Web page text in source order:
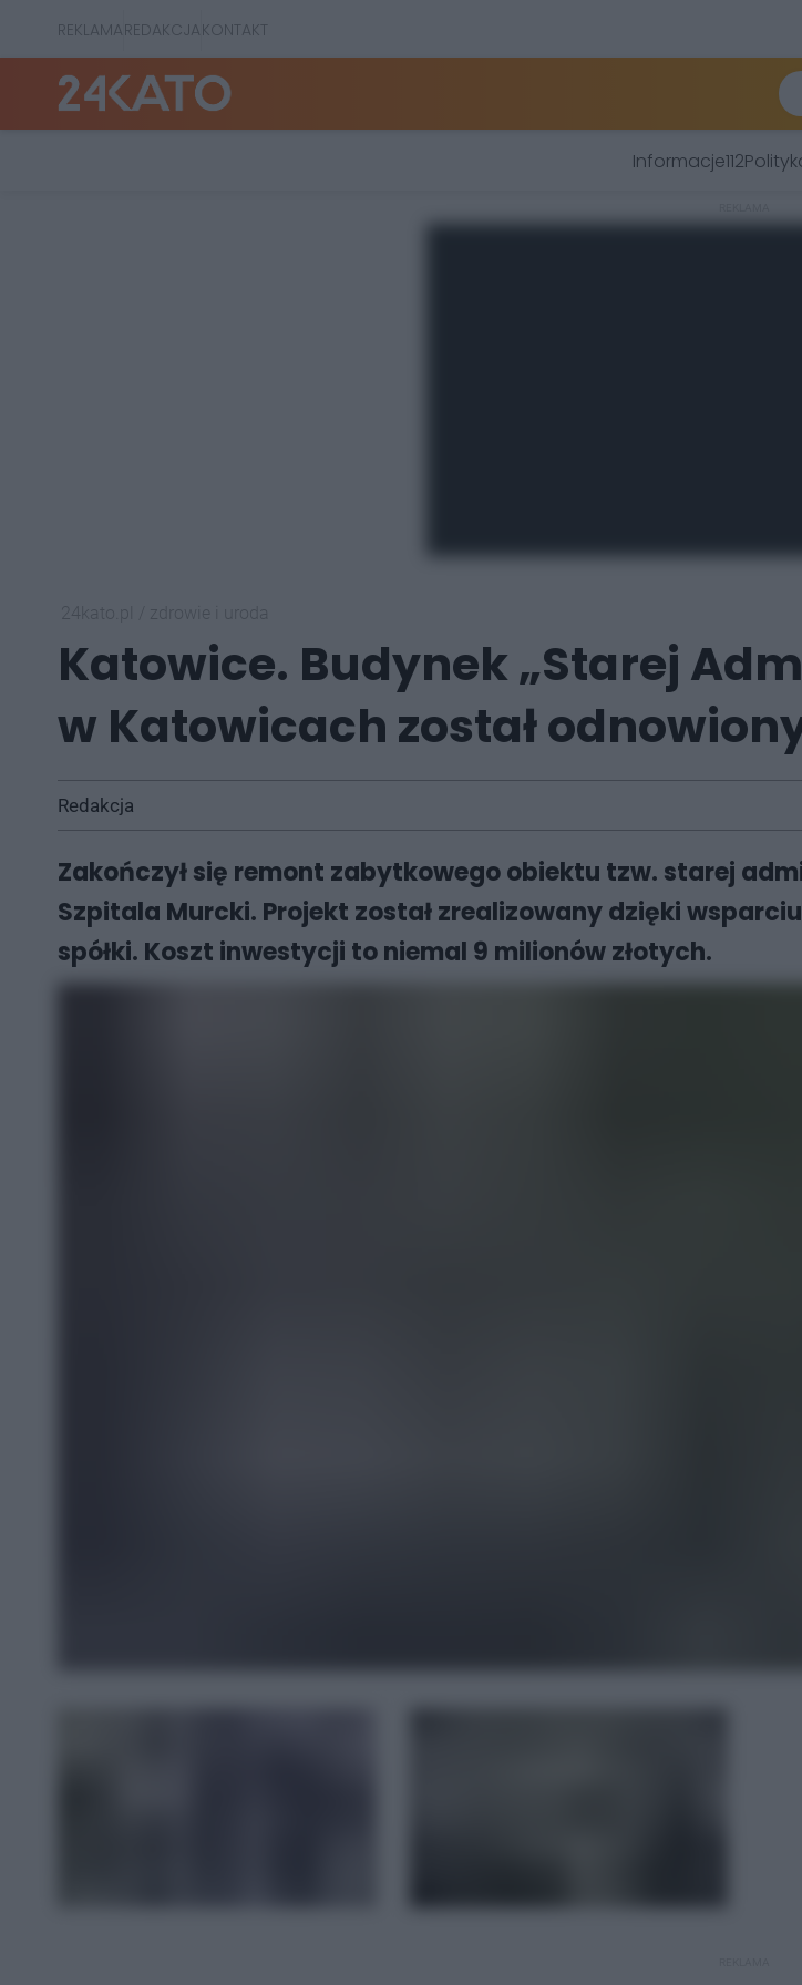
REKLAMAREDAKCJAKONTAKT
Informacje112
Katowice. Budynek „Starej
w Katowicach został
Redakcja
Zakończył się remont zabytkowego obiektu tzw. starej
Szpitala Murcki. Projekt został zrealizowany dzięki
spółki. Koszt inwestycji to niemal 9 milionów złotych.